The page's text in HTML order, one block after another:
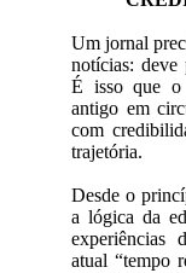
Um jornal
notícias: deve
É isso que
antigo em
com
trajetória.
Desde o
a lógica da
experiências
atual “tempo